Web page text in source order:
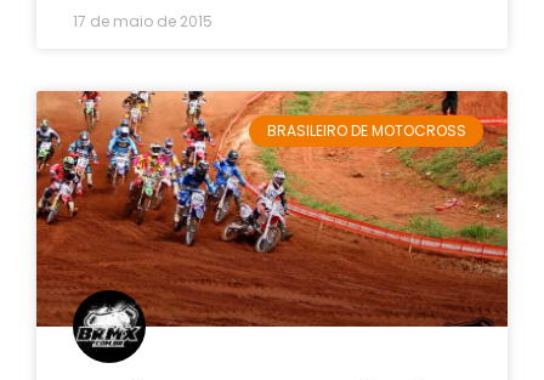
17 de maio de 2015
BRASILEIRO DE MOTOCROSS